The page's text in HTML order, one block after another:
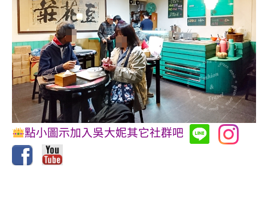
點小圖示加入吳大妮其它社群吧